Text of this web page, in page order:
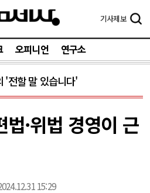
기사제보
오피니언 연구소
'전할 말 있습니다'
·위법 경영이 근
15:29